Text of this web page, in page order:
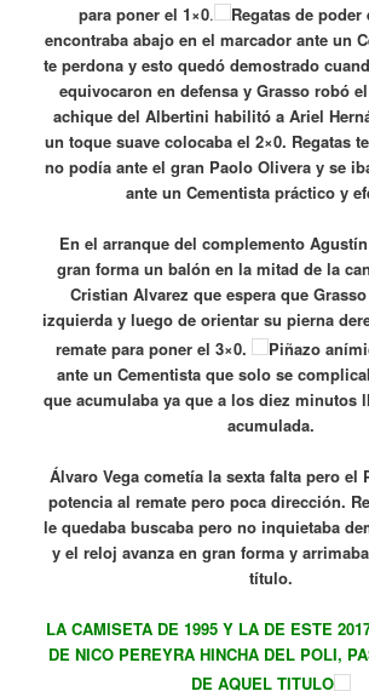
para poner el 1×0.
Regatas de poder
encontraba abajo en el marcador ante un
te perdona y esto quedó demostrado
equivocaron en defensa y Grasso robó
achique del Albertini habilitó a Ariel
un toque suave colocaba el 2×0. Regatas
no podía ante el gran Paolo Olivera y se
ante un Cementista práctico y
En el arranque del complemento
gran forma un balón en la mitad de la
Cristian Alvarez que espera que
izquierda y luego de orientar su pierna
remate para poner el 3×0.
Piñazo
ante un Cementista que solo se
que acumulaba ya que a los diez minutos
acumulada.
Álvaro Vega cometía la sexta falta pero el
potencia al remate pero poca dirección.
le quedaba buscaba pero no inquietaba
y el reloj avanza en gran forma y
título.
LA CAMISETA DE 1995 Y LA DE ESTE
DE NICO PEREYRA HINCHA DEL POLI,
DE AQUEL TITULO